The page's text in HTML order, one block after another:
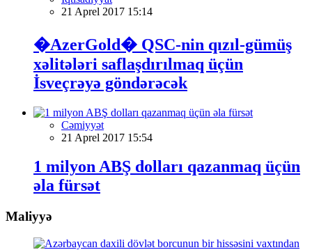
21 Aprel 2017 15:14
�AzerGold� QSC-nin qızıl-gümüş
xəlitələri saflaşdırılmaq üçün
İsveçrəyə göndərəcək
Cəmiyyət
21 Aprel 2017 15:54
1 milyon ABŞ dolları qazanmaq üçün
əla fürsət
Maliyyə